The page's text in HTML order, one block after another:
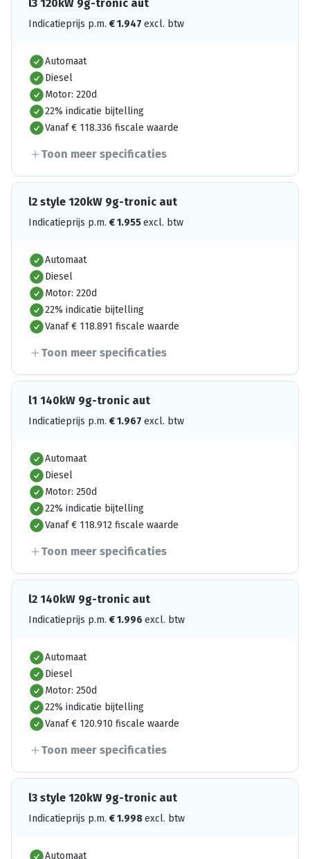
l3 120kW 9g-tronic aut
Indicatieprijs p.m. €1.947 excl. btw
Automaat
Diesel
Motor: 220d
22% indicatie bijtelling
Vanaf € 118.336 fiscale waarde
Toon meer specificaties
l2 style 120kW 9g-tronic aut
Indicatieprijs p.m. €1.955excl. btw
Automaat
Diesel
Motor: 220d
22% indicatie bijtelling
Vanaf € 118.891 fiscale waarde
Toon meer specificaties
l1 140kW 9g-tronic aut
Indicatieprijs p.m. €1.967 excl. btw
Automaat
Diesel
Motor: 250d
22% indicatie bijtelling
Vanaf € 118.912 fiscale waarde
Toon meer specificaties
l2 140kW 9g-tronic aut
Indicatieprijs p.m. €1.996 excl. btw
Automaat
Diesel
Motor: 250d
22% indicatie bijtelling
Vanaf € 120.910 fiscale waarde
Toon meer specificaties
l3 style 120kW 9g-tronic aut
Indicatieprijs p.m. €1.998excl. btw
Automaat